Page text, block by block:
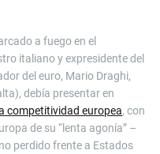
a fuego en el
italiano y expresidente del
del euro, Mario Draghi,
debía presentar en
competitividad europea, con
de su “lenta agonía” –
perdido frente a Estados